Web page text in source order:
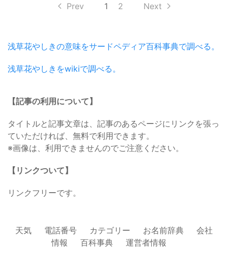
Prev 1 2 Next
浅草花やしきの意味をサードペディア百科事典で調べる。
浅草花やしきをwikiで調べる。
【記事の利用について】
タイトルと記事文章は、記事のあるページにリンクを張っ
ていただければ、無料で利用できます。
※画像は、利用できませんのでご注意ください。
【リンクついて】
リンクフリーです。
天気 電話番号 カテゴリー お名前辞典
会社
情報
百科事典 運営者情報